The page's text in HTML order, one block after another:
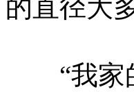
的直径大
“我家的